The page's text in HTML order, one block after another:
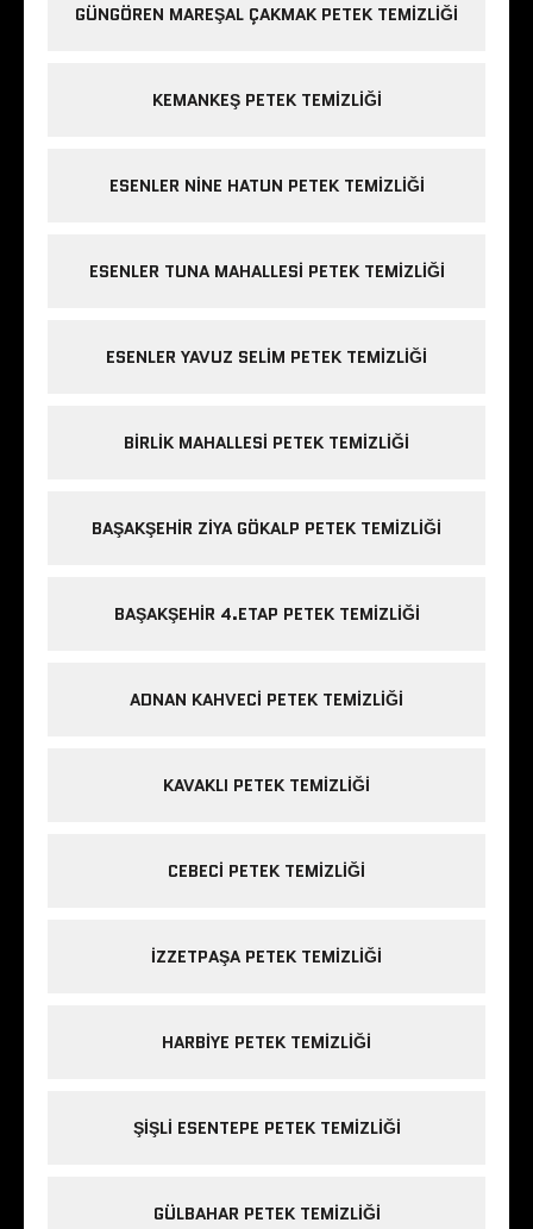
GÜNGÖREN MAREŞAL ÇAKMAK PETEK TEMIZLIĞI
KEMANKEŞ PETEK TEMIZLIĞI
ESENLER NINE HATUN PETEK TEMIZLIĞI
ESENLER TUNA MAHALLESI PETEK TEMIZLIĞI
ESENLER YAVUZ SELIM PETEK TEMIZLIĞI
BIRLIK MAHALLESI PETEK TEMIZLIĞI
BAŞAKŞEHIR ZIYA GÖKALP PETEK TEMIZLIĞI
BAŞAKŞEHIR 4.ETAP PETEK TEMIZLIĞI
ADNAN KAHVECI PETEK TEMIZLIĞI
KAVAKLI PETEK TEMIZLIĞI
CEBECI PETEK TEMIZLIĞI
IZZETPAŞA PETEK TEMIZLIĞI
HARBIYE PETEK TEMIZLIĞI
ŞIŞLI ESENTEPE PETEK TEMIZLIĞI
GÜLBAHAR PETEK TEMIZLIĞI